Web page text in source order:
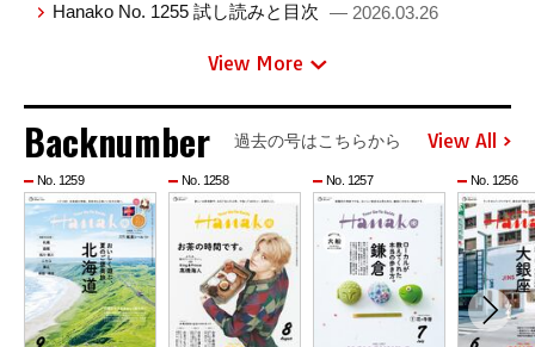
Hanako No. 1255 試し読みと目次 — 2026.03.26
View More
Backnumber 過去の号はこちらから View All
No. 1259 No. 1258 No. 1257 No. 1256